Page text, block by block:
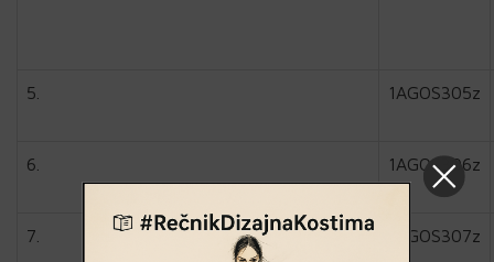
5. 1AGOS305z
6. 1AGOS306z
7. 1AGOS307z